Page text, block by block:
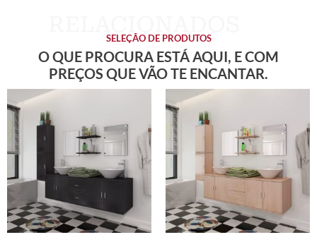
SELEÇÃO DE PRODUTOS
O QUE PROCURA ESTÁ AQUI, E COM
PREÇOS QUE VÃO TE ENCANTAR.